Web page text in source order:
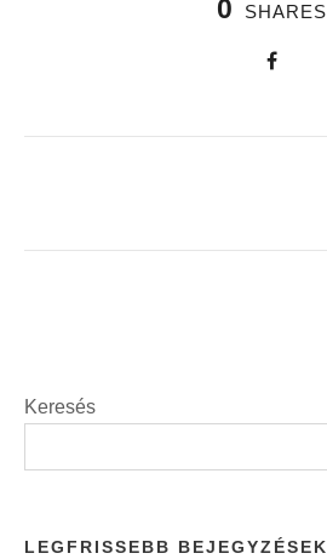
0 SHARES
Keresés
LEGFRISSEBB BEJEGYZÉSEK